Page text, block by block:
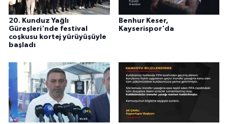
20. Kunduz Yağlı
Güreşleri'nde festival
coşkusu kortej yürüyüşüyle
başladı
Benhur Keser,
Kayserispor'da